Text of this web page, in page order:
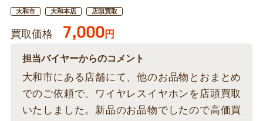
大和市 大和本店 店頭買取
買取価格 7,000円
担当バイヤーからのコメント
大和市にある店舗にて、他のお品物とおまとめ
でのご依頼で、ワイヤレスイヤホンを店頭買取
いたしました。新品のお品物でしたので高価買